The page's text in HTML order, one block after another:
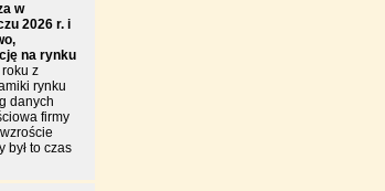
w
2026 r. i
na rynku
z
rynku
danych
firmy
był to czas